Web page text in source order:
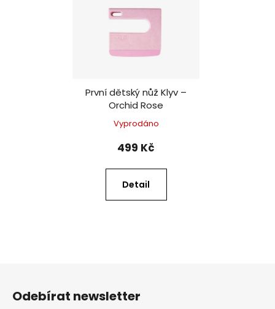
První dětský nůž Klyv –
Orchid Rose
Vyprodáno
499 Kč
Detail
Odebírat newsletter